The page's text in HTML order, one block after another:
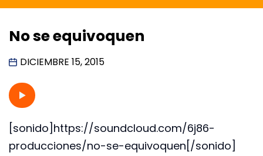
No se equivoquen
DICIEMBRE 15, 2015
[sonido]https://soundcloud.com/6j86-
producciones/no-se-equivoquen[/sonido]